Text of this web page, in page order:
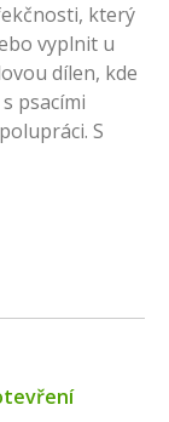
který
vyplnit u
dílen, kde
psacími
S